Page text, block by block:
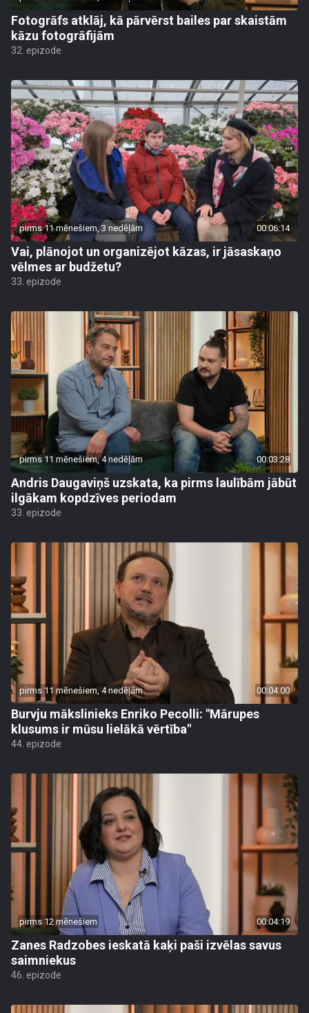
Fotogrāfs atklāj, kā pārvērst bailes par skaistām
kāzu fotogrāfijām
32. epizode
pirms 11 mēnešiem, 3 nedēļām 00:06:14
Vai, plānojot un organizējot kāzas, ir jāsaskaņo
vēlmes ar budžetu?
33. epizode
pirms 11 mēnešiem, 4 nedēļām 00:03:28
Andris Daugaviņš uzskata, ka pirms laulībām jābūt
ilgākam kopdzīves periodam
33. epizode
pirms 11 mēnešiem, 4 nedēļām 00:04:00
Burvju mākslinieks Enriko Pecolli: "Mārupes
klusums ir mūsu lielākā vērtība"
44. epizode
pirms 12 mēnešiem 00:04:19
Zanes Radzobes ieskatā kaķi paši izvēlas savus
saimniekus
46. epizode